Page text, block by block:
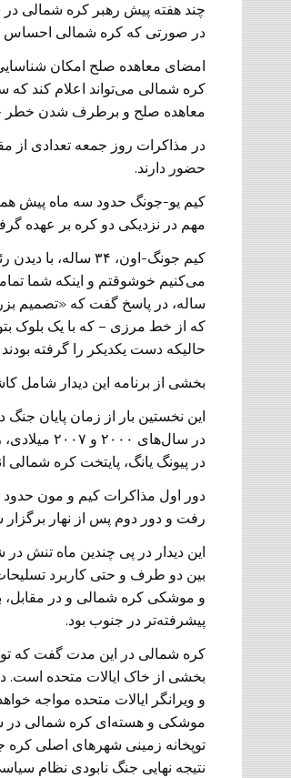
چند هفته پیش رهبر کره شمالی
در صورتی که کره شمالی احساس
امضای معاهده صلح امکان
کره شمالی می‌تواند اعلام کند
معاهده صلح و برطرف شدن خطر
در مذاکرات روز جمعه تعدادی از
حضور دارند.
کیم یو-جونگ حدود سه ماه پیش
مهم در نزدیکی دو کره بر عهده
کیم جونگ-اون، ۳۴
ساله، در پاسخ گفت که «تصمیم
که از خط مرزی – که با یک بلوک
حالیکه دست یکدیکر را گرفته
بخشی از برنامه این دیدار شامل
در سال‌های
در پیونگ یانگ، پایتخت کره شمالی
دور اول مذاکرات کیم و مون
رفت و دور دوم پس از نهار برگزار
این دیدار در پی چندین ماه تنش
بین دو طرف و حتی کاربرد
و موشکی کره شمالی و در مقابل،
پیشرفته‌تر در جنوب بود.
کره شمالی در این مدت گفت که
بخشی از خاک ایالات متحده است.
و ویرانگر ایالات متحده مواجه
موشکی و هسته‌ای کره شمالی در
توپخانه زمینی شهرهای اصلی کره
نتیجه نهایی جنگ نابودی نظام